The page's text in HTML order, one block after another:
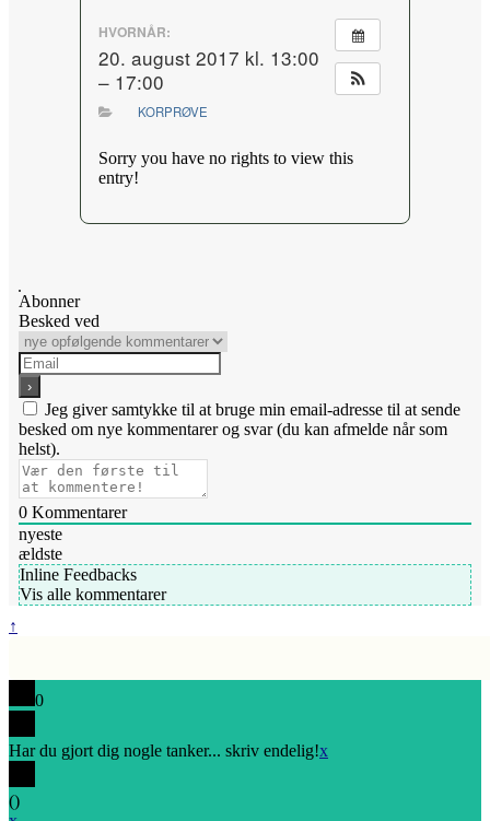
HVORNÅR:
20. august 2017 kl. 13:00
– 17:00
KORPRØVE
Sorry you have no rights to view this
entry!
Abonner
Besked ved
Jeg giver samtykke til at bruge min email-adresse til at sende
besked om nye kommentarer og svar (du kan afmelde når som
helst).
0Kommentarer
nyeste
ældste
Inline Feedbacks
Vis alle kommentarer
↑
0
Har du gjort dig nogle tanker... skriv endelig!x
()